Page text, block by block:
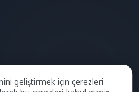
geliştirmek için çerezleri